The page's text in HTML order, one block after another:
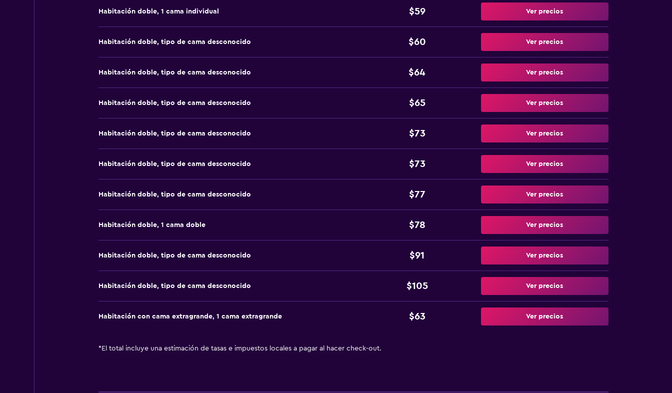
Habitación doble, 1 cama individual $59 Ver precios
Habitación doble, tipo de cama desconocido $60 Ver precios
Habitación doble, tipo de cama desconocido $64 Ver precios
Habitación doble, tipo de cama desconocido $65 Ver precios
Habitación doble, tipo de cama desconocido $73 Ver precios
Habitación doble, tipo de cama desconocido $73 Ver precios
Habitación doble, tipo de cama desconocido $77 Ver precios
Habitación doble, 1 cama doble $78 Ver precios
Habitación doble, tipo de cama desconocido $91 Ver precios
Habitación doble, tipo de cama desconocido $105 Ver precios
Habitación con cama extragrande, 1 cama extragrande $63 Ver precios
* El total incluye una estimación de tasas e impuestos locales a pagar al hacer check-out.